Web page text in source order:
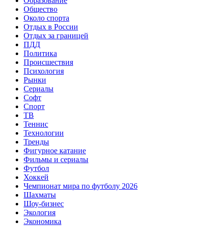
Общество
Около спорта
Отдых в России
Отдых за границей
ПДД
Политика
Происшествия
Психология
Рынки
Сериалы
Софт
Спорт
ТВ
Теннис
Технологии
Тренды
Фигурное катание
Фильмы и сериалы
Футбол
Хоккей
Чемпионат мира по футболу 2026
Шахматы
Шоу-бизнес
Экология
Экономика